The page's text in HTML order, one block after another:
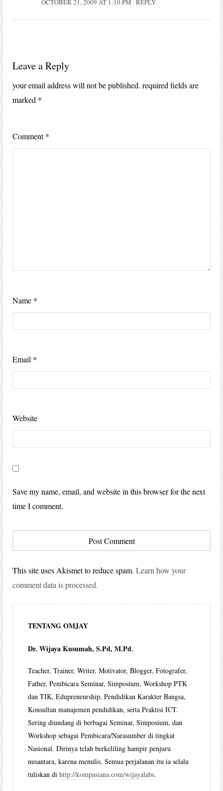
OCTOBER 21, 2009 AT 1:10 PM REPLY
Leave a Reply
your email address will not be published. required fields are
marked *
Comment*
Name *
Email *
Website
Save my name, email, and website in this browser for the next
time I comment.
This site uses Akismet to reduce spam.Learn how your
comment data is processed.
TENTANG OMJAY
Dr. Wijaya Kusumah, S.Pd, M.Pd,
Teacher, Trainer, Writer, Motivator, Blogger, Fotografer,
Father, Pembicara Seminar, Simposium, Workshop PTK
dan TIK, Edupreneurship, Pendidikan Karakter Bangsa,
Konsultan manajemen pendidikan, serta Praktisi ICT.
Sering diundang di berbagai Seminar, Simposium, dan
Workshop sebagai Pembicara/Narasumber di tingkat
Nasional. Dirinya telah berkeliling hampir penjuru
nusantara, karena menulis. Semua perjalanan itu ia selalu
tuliskan dihttp://kompasiana.com/wijayalabs.